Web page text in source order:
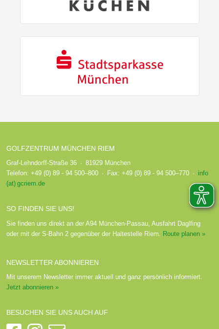
GOLFZENTRUM MÜNCHEN RIEM
Graf-Lehndorff-Straße 36 · 81929 München
Telefon: +49 (0) 89 - 94 500–800 · Fax: +49 (0) 89 - 94 500–770 · info
(at) gcriem.de
SO FINDEN SIE UNS!
Sie finden uns direkt an der A94 München-Passau, Ausfahrt Daglfing
oder mit der S-Bahn 2 gegenüber der Haltestelle Riem. Route planen »
NEWSLETTER ABONNIEREN
Mit unserem Newsletter immer aktuell und ganz persönlich informiert.
Jetzt abonnieren »
BESUCHEN SIE UNS AUCH AUF